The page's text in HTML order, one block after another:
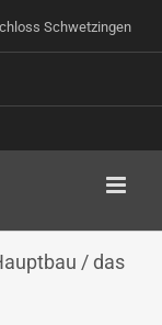
Schwetzingen
/ das